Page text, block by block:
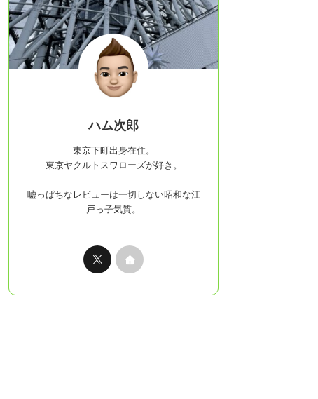
ハム次郎
東京下町出身在住。
東京ヤクルトスワローズが好き。
嘘っぱちなレビューは一切しない昭和な江
戸っ子気質。